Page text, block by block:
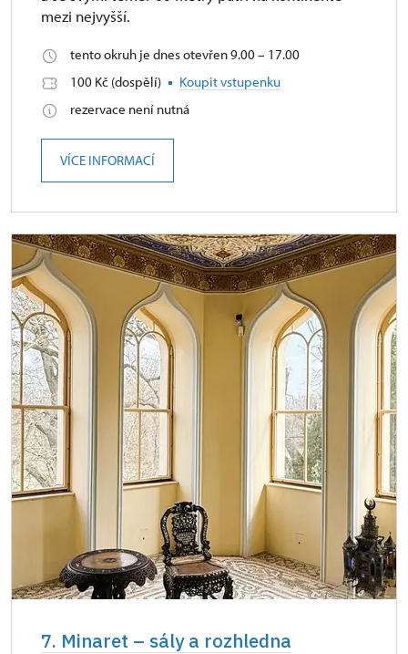
mezi nejvyšší.
tento okruh je dnes otevřen 9.00 – 17.00
100 Kč (dospělí)
Koupit vstupenku
rezervace není nutná
VÍCE INFORMACÍ
7. Minaret – sály a rozhledna